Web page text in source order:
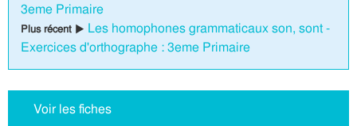
3eme Primaire
Plus récent ▶ Les homophones grammaticaux son, sont -
Exercices d'orthographe : 3eme Primaire
Voir les fiches